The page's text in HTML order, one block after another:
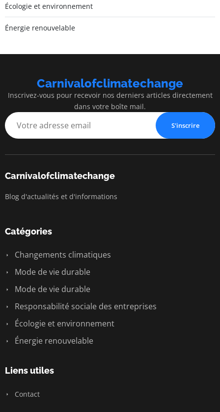
Écologie et environnement
Énergie renouvelable
Carnivalofclimatechange
Inscrivez-vous pour recevoir nos derniers articles directement
dans votre boîte mail.
S'inscrire
Carnivalofclimatechange
Blog d'actualités et d'informations
Catégories
Changements climatiques
Mode de vie durable
Mode de vie durable
Responsabilité sociale des entreprises
Écologie et environnement
Énergie renouvelable
Liens utiles
Contact